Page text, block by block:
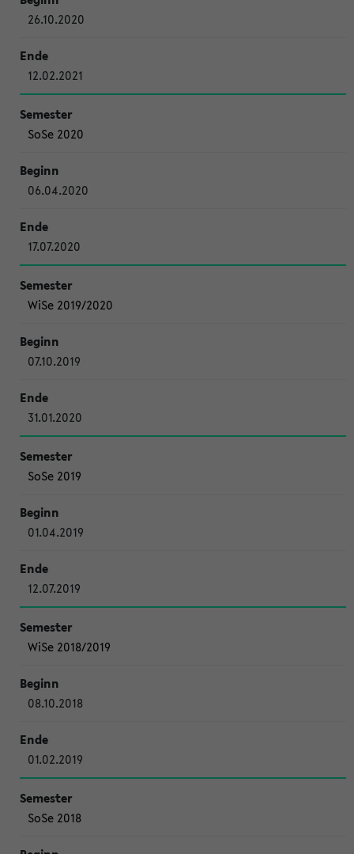
26.10.2020
12.02.2021
SoSe 2020
06.04.2020
17.07.2020
WiSe 2019/2020
07.10.2019
31.01.2020
SoSe 2019
01.04.2019
12.07.2019
WiSe 2018/2019
08.10.2018
01.02.2019
SoSe 2018